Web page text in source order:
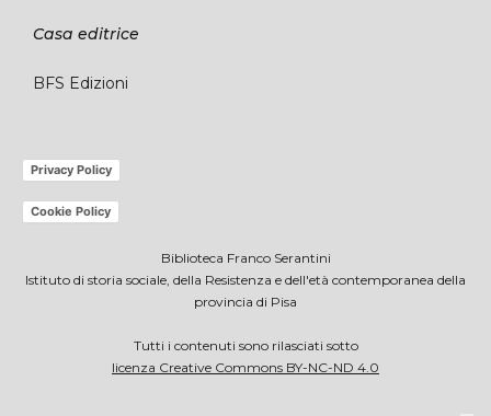
Casa editrice
BFS Edizioni
Privacy Policy
Cookie Policy
Biblioteca Franco Serantini
Istituto di storia sociale, della Resistenza e dell'età contemporanea della
provincia di Pisa
Tutti i contenuti sono rilasciati sotto
licenza Creative Commons BY-NC-ND 4.0